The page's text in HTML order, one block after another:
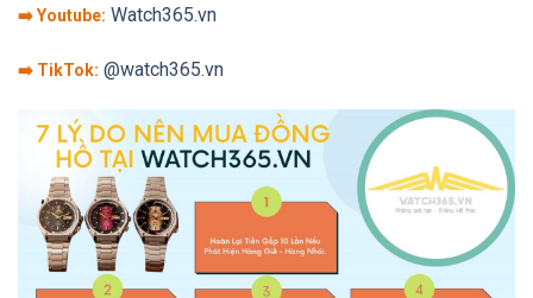
➡️ Youtube: Watch365.vn
➡️ TikTok: @watch365.vn